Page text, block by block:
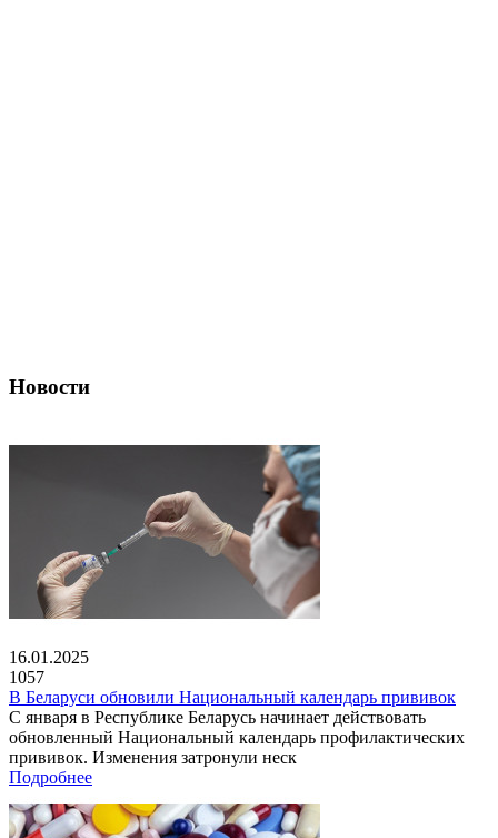
Новости
16.01.2025
1057
В Беларуси обновили Национальный календарь прививок
С января в Республике Беларусь начинает действовать
обновленный Национальный календарь профилактических
прививок. Изменения затронули неск
Подробнее